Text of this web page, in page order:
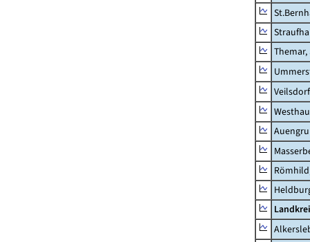
Veilsdorf